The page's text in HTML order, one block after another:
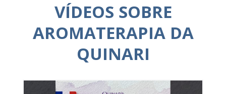
VÍDEOS SOBRE
AROMATERAPIA DA
QUINARI